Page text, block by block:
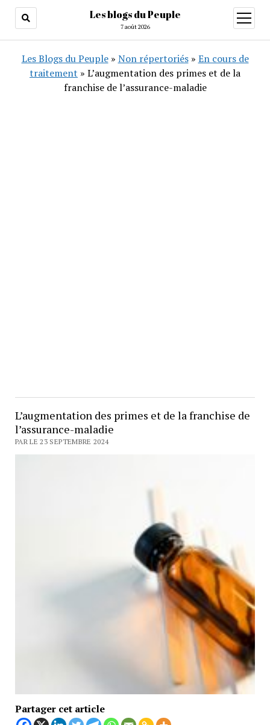
Les blogs du Peuple
7 août 2026
ouvrir
menu
Les Blogs du Peuple» Non répertoriés» En cours de
traitement » L’augmentation des primes et de la
franchise de l’assurance-maladie
L’augmentation des primes et de la franchise de
l’assurance-maladie
PAR LE 23 SEPTEMBRE 2024
Partager cet article